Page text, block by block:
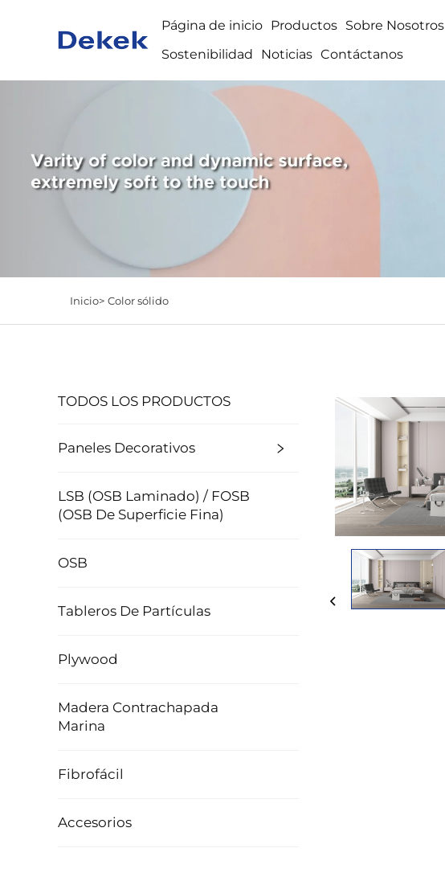
Página de inicio Productos Sobre Nosotros
Sostenibilidad
Noticias Contáctanos
Inicio> Color sólido
TODOS LOS PRODUCTOS
Paneles Decorativos
LSB (OSB Laminado) / FOSB
(OSB De Superficie Fina)
OSB
Tableros De Partículas
Plywood
Madera Contrachapada
Marina
Fibrofácil
Accesorios